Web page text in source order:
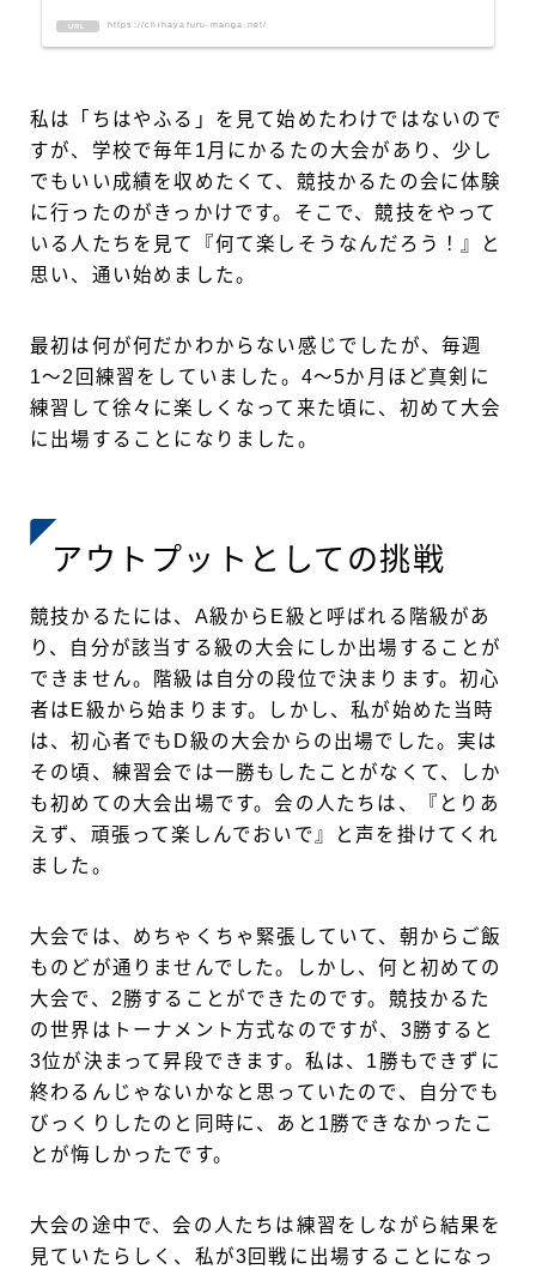
URL https://chihayafuru-manga.net/
私は「ちはやふる」を見て始めたわけではないので
すが、学校で毎年1月にかるたの大会があり、少し
でもいい成績を収めたくて、競技かるたの会に体験
に行ったのがきっかけです。そこで、競技をやって
いる人たちを見て『何て楽しそうなんだろう！』と
思い、通い始めました。
最初は何が何だかわからない感じでしたが、毎週
1〜2回練習をしていました。4〜5か月ほど真剣に
練習して徐々に楽しくなって来た頃に、初めて大会
に出場することになりました。
アウトプットとしての挑戦
競技かるたには、A級からE級と呼ばれる階級があ
り、自分が該当する級の大会にしか出場することが
できません。階級は自分の段位で決まります。初心
者はE級から始まります。しかし、私が始めた当時
は、初心者でもD級の大会からの出場でした。実は
その頃、練習会では一勝もしたことがなくて、しか
も初めての大会出場です。会の人たちは、『とりあ
えず、頑張って楽しんでおいで』と声を掛けてくれ
ました。
大会では、めちゃくちゃ緊張していて、朝からご飯
ものどが通りませんでした。しかし、何と初めての
大会で、2勝することができたのです。競技かるた
の世界はトーナメント方式なのですが、3勝すると
3位が決まって昇段できます。私は、1勝もできずに
終わるんじゃないかなと思っていたので、自分でも
びっくりしたのと同時に、あと1勝できなかったこ
とが悔しかったです。
大会の途中で、会の人たちは練習をしながら結果を
見ていたらしく、私が3回戦に出場することになっ